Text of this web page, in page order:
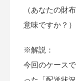
（あなたの財
意味ですか？）
※解説：
今回のケース